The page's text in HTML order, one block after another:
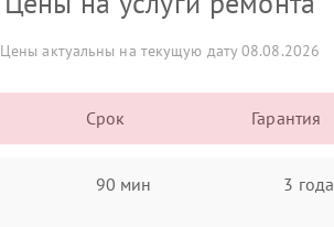
Цены актуальны на текущую дату 08.08.2026
Срок Гарантия
90 мин 3 года